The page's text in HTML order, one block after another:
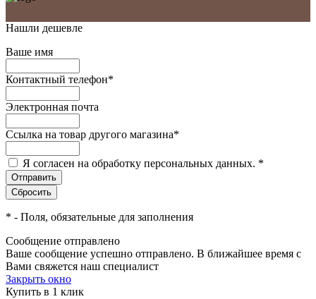
Нашли дешевле
Ваше имя
Контактный телефон*
Электронная почта
Ссылка на товар другого магазина*
Я согласен на обработку персональных данных. *
* - Поля, обязательные для заполнения
Сообщение отправлено
Ваше сообщение успешно отправлено. В ближайшее время с
Вами свяжется наш специалист
Закрыть окно
Купить в 1 клик